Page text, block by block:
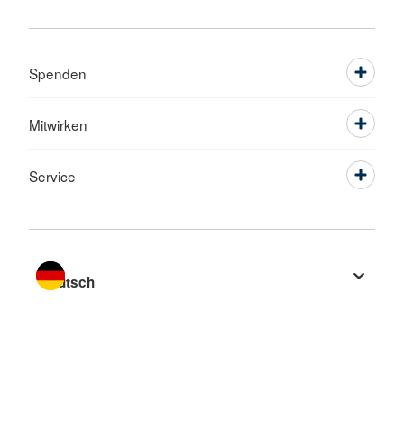
Spenden
Mitwirken
Service
Sprache wechseln zu